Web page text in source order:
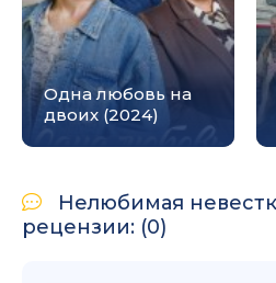
Одна любовь на
двоих (2024)
Нелюбимая
рецензии: (0)